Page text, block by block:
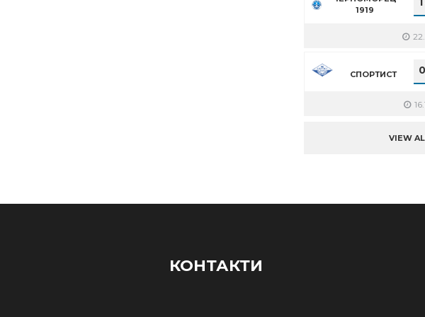
1919
СПОРТИСТ 0
VIEW
КОНТАКТИ